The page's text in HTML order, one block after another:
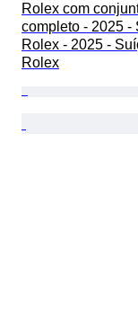
Rolex com
completo - 2025 -
Rolex - 2025 -
Rolex